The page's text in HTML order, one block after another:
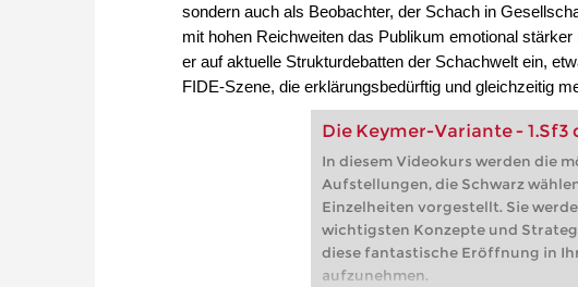
sondern auch als Beobachter, der Schach in
mit hohen Reichweiten das Publikum emotional
er auf aktuelle Strukturdebatten der Schachwelt ein,
FIDE‑Szene, die erklärungsbedürftig und gleichzeitig
Die Keymer-Variante - 1.Sf3
In diesem Videokurs werden die
Aufstellungen, die Schwarz
Einzelheiten vorgestellt. Sie
wichtigsten Konzepte und
diese fantastische Eröffnung in
aufzunehmen.